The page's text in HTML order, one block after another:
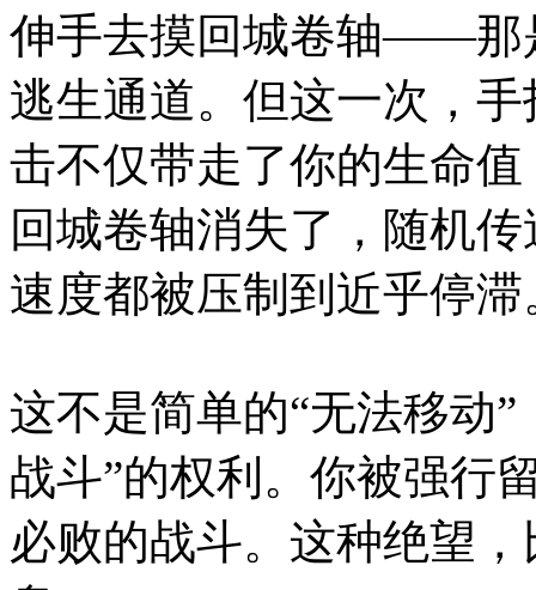
伸手去摸回城卷轴——那
逃生通道。但这一次，
击不仅带走了你的生命
回城卷轴消失了，随机
速度都被压制到近乎停滞
这不是简单的“无法移动
战斗”的权利。你被强行
必败的战斗。这种绝望